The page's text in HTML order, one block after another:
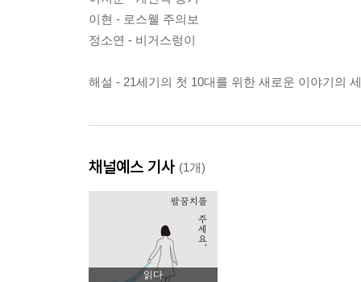
이현 - 로스웰 주의보
정소연 - 비거스렁이
해설 - 21세기의 첫 10대를 위한 새로운 이야기의
채널예스 기사 (1개)
읽다